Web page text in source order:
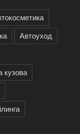
Автоуход
кузова